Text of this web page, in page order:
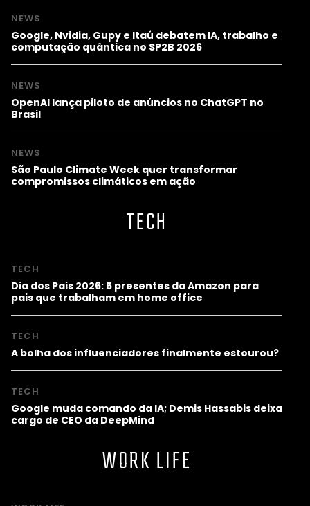
NEWS
Google, Nvidia, Gupy e Itaú debatem IA, trabalho e
computação quântica no SP2B 2026
NEWS
OpenAI lança piloto de anúncios no ChatGPT no
Brasil
NEWS
São Paulo Climate Week quer transformar
compromissos climáticos em ação
TECH
TECH
Dia dos Pais 2026: 5 presentes da Amazon para
pais que trabalham em home office
TECH
A bolha dos influenciadores finalmente estourou?
TECH
Google muda comando da IA; Demis Hassabis deixa
cargo de CEO da DeepMind
WORK LIFE